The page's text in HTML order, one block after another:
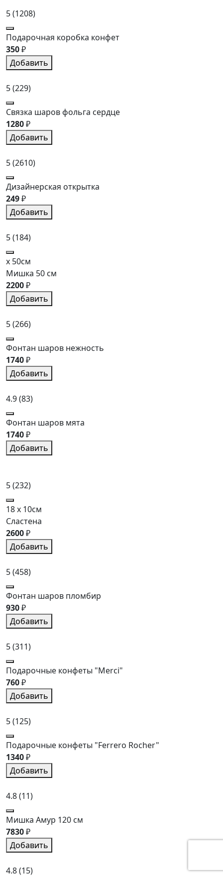
5(1208)
Подарочная коробка конфет
350₽
Добавить
5(229)
Связка шаров фольга сердце
1280₽
Добавить
5(2610)
Дизайнерская открытка
249₽
Добавить
5(184)
x 50см
Мишка 50 см
2200₽
Добавить
5(266)
Фонтан шаров нежность
1740₽
Добавить
4.9(83)
Фонтан шаров мята
1740₽
Добавить
5(232)
18 x 10см
Сластена
2600₽
Добавить
5(458)
Фонтан шаров пломбир
930₽
Добавить
5(311)
Подарочные конфеты "Merci"
760₽
Добавить
5(125)
Подарочные конфеты "Ferrero Rocher"
1340₽
Добавить
4.8(11)
Мишка Амур 120 см
7830₽
Добавить
4.8(15)